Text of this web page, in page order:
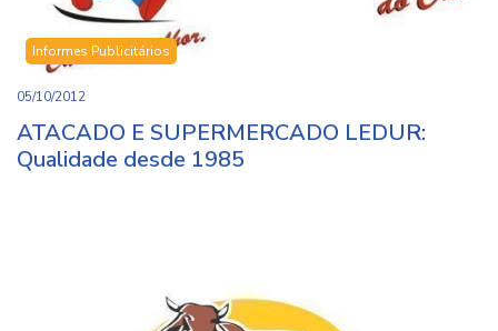
Informes Publicitários
05/10/2012
ATACADO E SUPERMERCADO LEDUR:
Qualidade desde 1985